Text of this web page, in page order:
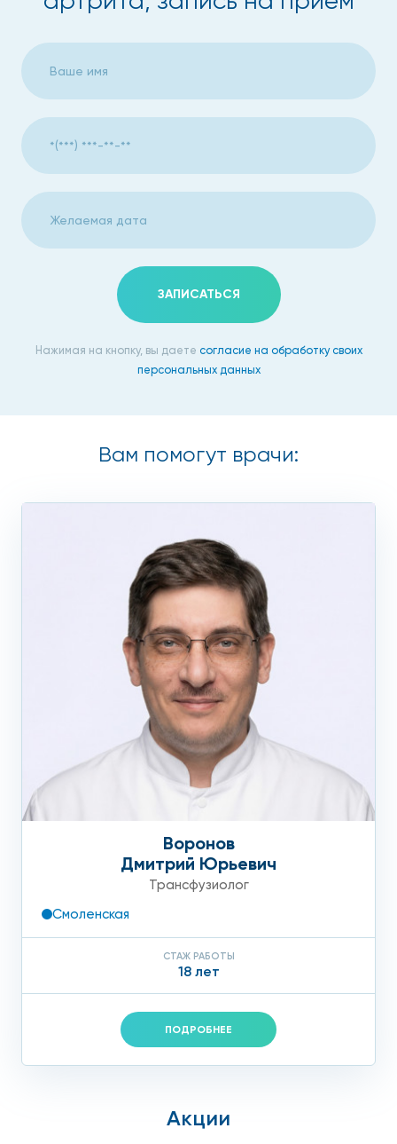
ЗАПИСАТЬСЯ
Нажимая на кнопку, вы даете согласие на обработку своих
персональных данных
Вам помогут врачи:
Воронов
Дмитрий Юрьевич
Трансфузиолог
Смоленская
СТАЖ РАБОТЫ
18 лет
ПОДРОБНЕЕ
Акции